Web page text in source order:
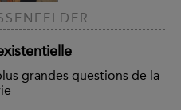
grandes questions de la